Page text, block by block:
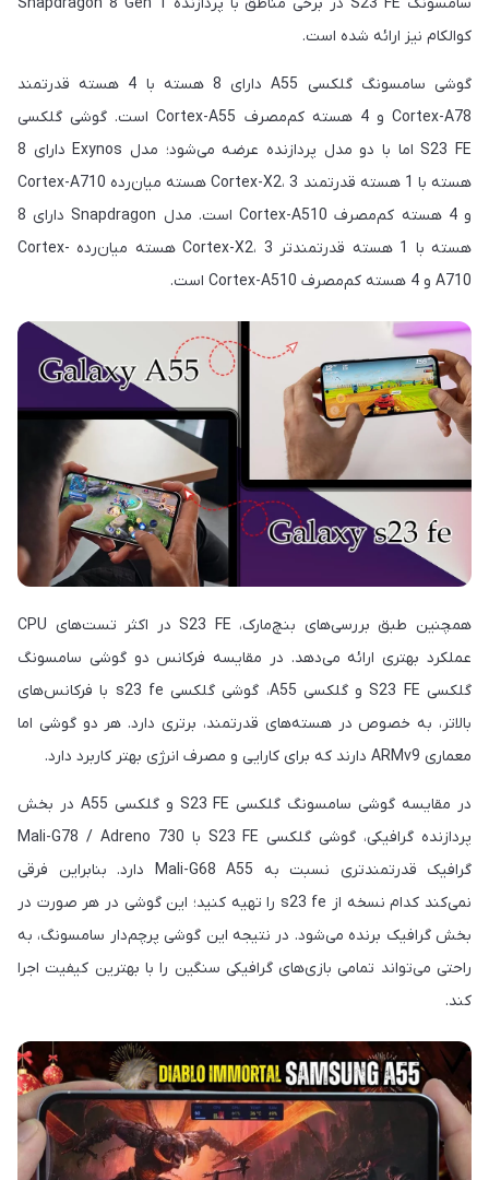
کوالکام نیز ارائه شده است.
گوشی سامسونگ گلکسی A55 دارای 8 هسته با 4 هسته قدرتمند
Cortex-A78 و 4 هسته کم‌مصرف Cortex-A55 است. گوشی گلکسی
S23 FE اما با دو مدل پردازنده عرضه می‌شود؛ مدل Exynos دارای 8
هسته با 1 هسته قدرتمند Cortex-X2، 3 هسته میان‌رده Cortex-A710
و 4 هسته کم‌مصرف Cortex-A510 است. مدل Snapdragon دارای 8
هسته با 1 هسته قدرتمندتر Cortex-X2، 3 هسته میان‌رده Cortex-
A710 و 4 هسته کم‌مصرف Cortex-A510 است.
همچنین طبق بررسی‌های بنچ‌مارک، S23 FE در اکثر تست‌های CPU
عملکرد بهتری ارائه می‌دهد. در مقایسه فرکانس دو گوشی سامسونگ
گلکسی S23 FE و گلکسی A55، گوشی گلکسی s23 fe با فرکانس‌های
بالاتر، به خصوص در هسته‌های قدرتمند، برتری دارد. هر دو گوشی اما
معماری ARMv9 دارند که برای کارایی و مصرف انرژی بهتر کاربرد دارد.
در مقایسه گوشی سامسونگ گلکسی S23 FE و گلکسی A55 در بخش
پردازنده گرافیکی، گوشی گلکسی S23 FE با Mali-G78 / Adreno 730
گرافیک قدرتمندتری نسبت به Mali-G68 A55 دارد. بنابراین فرقی
نمی‌کند کدام نسخه از s23 fe را تهیه کنید؛ این گوشی در هر صورت در
بخش گرافیک برنده می‌شود. در نتیجه این گوشی پرچم‌دار سامسونگ، به
راحتی می‌تواند تمامی بازی‌های گرافیکی سنگین را با بهترین کیفیت اجرا
کند.